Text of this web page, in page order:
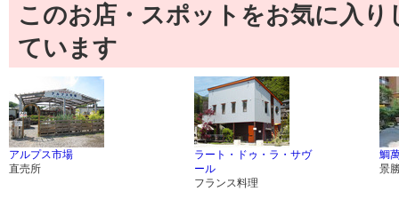
このお店・スポットをお気に入
ています
アルプス市場
直売所
ラート・ドゥ・ラ・サヴ
ール
フランス料理
鯛
景